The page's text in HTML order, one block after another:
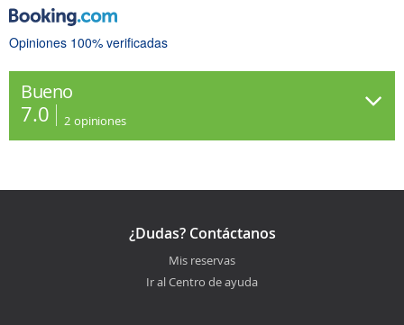
Opiniones 100% verificadas
Bueno
7.0 2 opiniones
¿Dudas? Contáctanos
Mis reservas
Ir al Centro de ayuda